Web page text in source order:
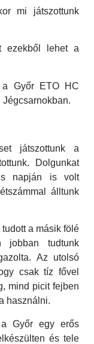
mi játszottunk
ezekből lehet a
a Győr ETO HC
játszottunk a
Dolgunkat
napján is volt
álltunk
a másik fölé
jobban tudtunk
Az utolsó
csak tíz fővel
mind picit fejben
használni.
Győr egy erős
és tele